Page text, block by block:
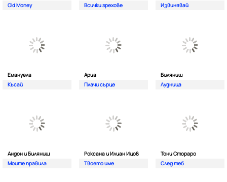
Old Money
Всички грехове
Извинявай
Емануела
Късай
Ариа
Плачи сърце
Биляниш
Лудница
Андон и Биляниш
Моите правила
Роксана и Илиан Ицов
Твоето име
Тони Стораро
След теб